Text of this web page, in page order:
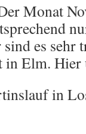
Monat
es sehr
in Elm.
in